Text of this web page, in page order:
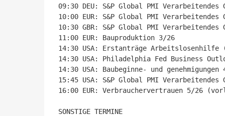
09:30 DEU: S&P Global PMI
10:00 EUR: S&P Global PMI
10:30 GBR: S&P Global PMI
11:00 EUR: Bauproduktion 3/26
14:30 USA: Erstanträge Arbeitslosenhilfe
14:30 USA: Philadelphia Fed Business
14:30 USA: Baubeginne- und genehmigungen
15:45 USA: S&P Global PMI
16:00 EUR: Verbrauchervertrauen 5/26
SONSTIGE TERMINE